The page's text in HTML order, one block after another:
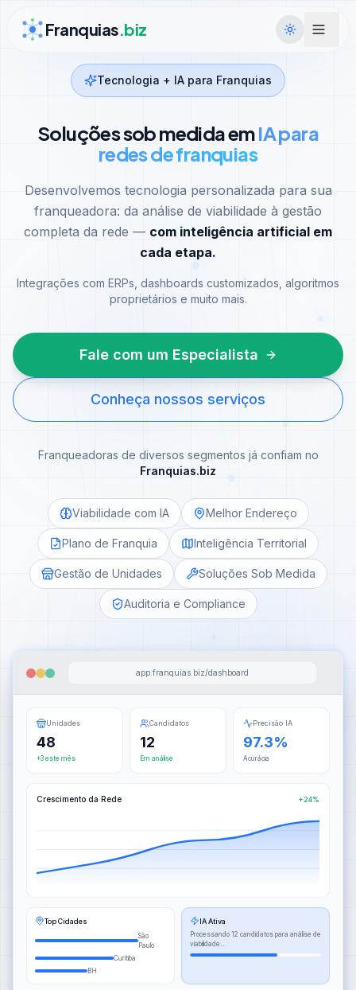
Franquias.biz
Tecnologia + IA para Franquias
Soluções sob medida emIA para
redes de franquias
Desenvolvemos tecnologia personalizada para sua
franqueadora: da análise de viabilidade à gestão
completa da rede — com inteligência artificial em
cada etapa.
Integrações com ERPs, dashboards customizados, algoritmos
proprietários e muito mais.
Fale com um Especialista
Conheça nossos serviços
Franqueadoras de diversos segmentos já confiam no
Franquias.biz
Viabilidade com IA Melhor Endereço
Plano de Franquia Inteligência Territorial
Gestão de Unidades Soluções Sob Medida
Auditoria e Compliance
app.franquias.biz/dashboard
Unidades
48
+3 este mês
Candidatos
12
Em análise
Precisão IA
97.3%
Acurácia
Crescimento da Rede +24%
Top Cidades
São
Paulo
Curitiba
BH
IA Ativa
Processando 12 candidatos para análise de
viabilidade...